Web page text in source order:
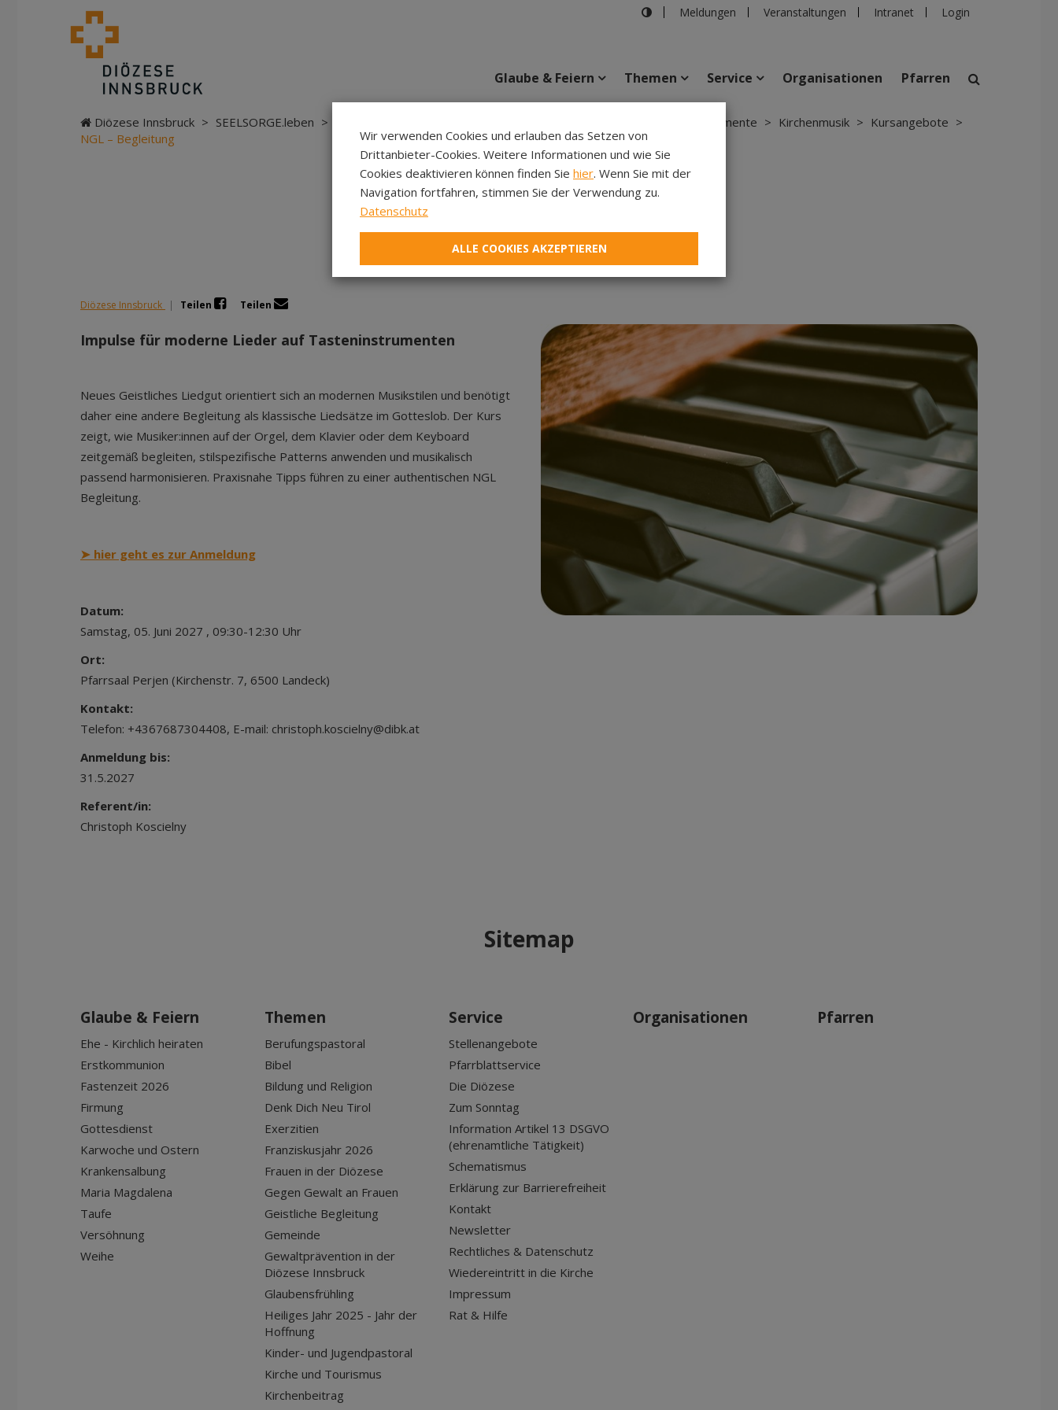
Meldungen Veranstaltungen Intranet Login
suchen
Glaube & Feiern Themen Service Organisationen Pfarren
Diözese Innsbruck > SEELSORGE.leben > Liturgie - Kirchenmusik - Sakramente > Kirchenmusik > Kursangebote >
NGL – Begleitung
NGL – Begleitung
Diözese Innsbruck | Teilen Teilen
Impulse für moderne Lieder auf Tasteninstrumenten
Neues Geistliches Liedgut orientiert sich an modernen Musikstilen und benötigt
daher eine andere Begleitung als klassische Liedsätze im Gotteslob. Der Kurs
zeigt, wie Musiker:innen auf der Orgel, dem Klavier oder dem Keyboard
zeitgemäß begleiten, stilspezifische Patterns anwenden und musikalisch
passend harmonisieren. Praxisnahe Tipps führen zu einer authentischen NGL
Begleitung.
➤ hier geht es zur Anmeldung
Datum:
Samstag, 05. Juni 2027 , 09:30-12:30 Uhr
Ort:
Pfarrsaal Perjen (Kirchenstr. 7, 6500 Landeck)
Kontakt:
Telefon: +4367687304408, E-mail: christoph.koscielny@dibk.at
Anmeldung bis:
31.5.2027
Referent/in:
Christoph Koscielny
Sitemap
Glaube & Feiern
Ehe - Kirchlich heiraten
Erstkommunion
Fastenzeit 2026
Firmung
Gottesdienst
Karwoche und Ostern
Krankensalbung
Maria Magdalena
Taufe
Versöhnung
Weihe
Themen
Berufungspastoral
Bibel
Bildung und Religion
Denk Dich Neu Tirol
Exerzitien
Franziskusjahr 2026
Frauen in der Diözese
Gegen Gewalt an Frauen
Geistliche Begleitung
Gemeinde
Gewaltprävention in der
Diözese Innsbruck
Glaubensfrühling
Heiliges Jahr 2025 - Jahr der
Hoffnung
Kinder- und Jugendpastoral
Kirche und Tourismus
Kirchenbeitrag
Service
Stellenangebote
Pfarrblattservice
Die Diözese
Zum Sonntag
Information Artikel 13 DSGVO
(ehrenamtliche Tätigkeit)
Schematismus
Erklärung zur Barrierefreiheit
Kontakt
Newsletter
Rechtliches & Datenschutz
Wiedereintritt in die Kirche
Impressum
Rat & Hilfe
Organisationen Pfarren
Wir verwenden Cookies und erlauben das Setzen von
Drittanbieter-Cookies. Weitere Informationen und wie Sie
Cookies deaktivieren können finden Sie hier. Wenn Sie mit der
Navigation fortfahren, stimmen Sie der Verwendung zu.
Datenschutz
ALLE COOKIES AKZEPTIEREN